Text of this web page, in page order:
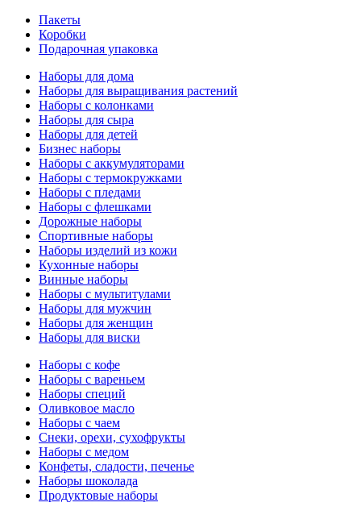
Пакеты
Коробки
Подарочная упаковка
Наборы для дома
Наборы для выращивания растений
Наборы с колонками
Наборы для сыра
Наборы для детей
Бизнес наборы
Наборы с аккумуляторами
Наборы с термокружками
Наборы с пледами
Наборы с флешками
Дорожные наборы
Спортивные наборы
Наборы изделий из кожи
Кухонные наборы
Винные наборы
Наборы с мультитулами
Наборы для мужчин
Наборы для женщин
Наборы для виски
Наборы с кофе
Наборы с вареньем
Наборы специй
Оливковое масло
Наборы с чаем
Снеки, орехи, сухофрукты
Наборы с медом
Конфеты, сладости, печенье
Наборы шоколада
Продуктовые наборы